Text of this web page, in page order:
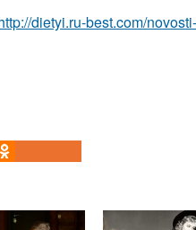
dietyi.ru-best.com/